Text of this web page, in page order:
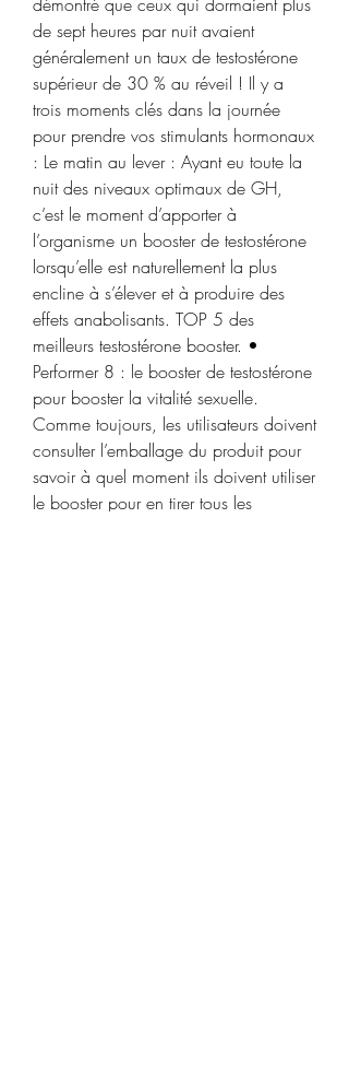
de sept heures par nuit avaient
généralement un taux de testostérone
supérieur de 30 % au réveil ! Il y a
trois moments clés dans la journée
pour prendre vos stimulants hormonaux
: Le matin au lever : Ayant eu toute la
nuit des niveaux optimaux de GH,
c’est le moment d’apporter à
l’organisme un booster de testostérone
lorsqu’elle est naturellement la plus
encline à s’élever et à produire des
effets anabolisants. TOP 5 des
meilleurs testostérone booster. •
Performer 8 : le booster de testostérone
pour booster la vitalité sexuelle.
Comme toujours, les utilisateurs doivent
consulter l’emballage du produit pour
savoir à quel moment ils doivent utiliser
le booster pour en tirer tous les